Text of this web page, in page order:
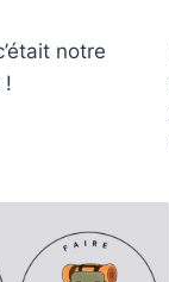
notre
!